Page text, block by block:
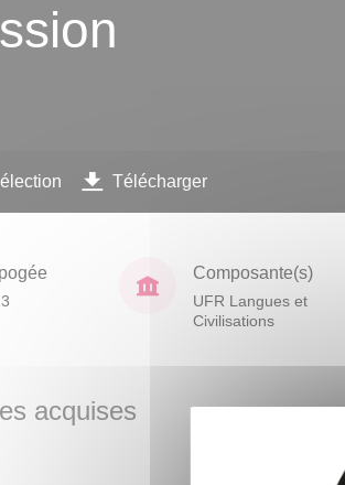
Télécharger
Composante(s)
UFR Langues et
Civilisations
acquises